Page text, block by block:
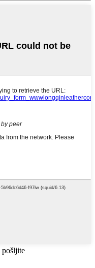
pošljite